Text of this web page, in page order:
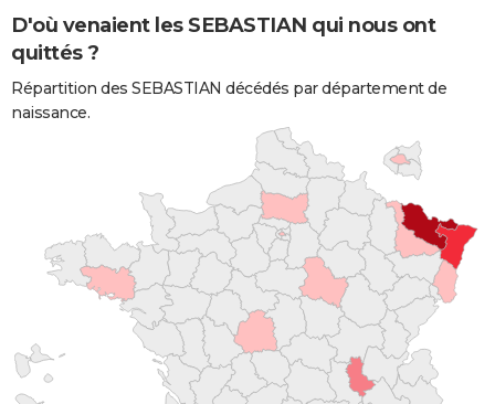
D'où venaient les SEBASTIAN qui nous ont
quittés ?
Répartition des SEBASTIAN décédés par département de
naissance.